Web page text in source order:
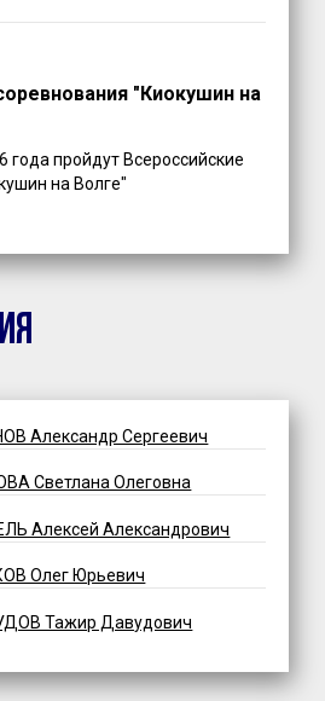
"Киокушин на
года пройдут Всероссийские
на Волге"
Александр Сергеевич
Светлана Олеговна
Алексей Александрович
Олег Юрьевич
Тажир Давудович